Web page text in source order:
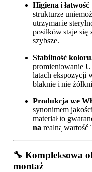
Higiena i
strukturze
utrzymanie
posiłków staje się
szybsze.
Stabilność
promieniowanie
latach ekspozycji
blaknie i nie
Produkcja we
synonimem
materiał to
na realną wartość
🔧 Kompleksowa
montaż